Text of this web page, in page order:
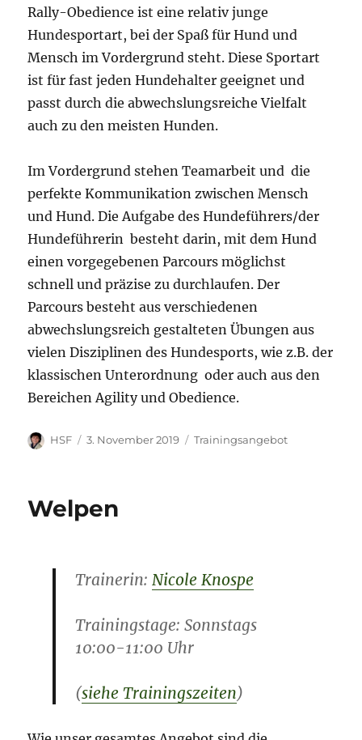
Rally-Obedience ist eine relativ junge
Hundesportart, bei der Spaß für Hund und
Mensch im Vordergrund steht. Diese Sportart
ist für fast jeden Hundehalter geeignet und
passt durch die abwechslungsreiche Vielfalt
auch zu den meisten Hunden.
Im Vordergrund stehen Teamarbeit und die
perfekte Kommunikation zwischen Mensch
und Hund. Die Aufgabe des Hundeführers/der
Hundeführerin besteht darin, mit dem Hund
einen vorgegebenen Parcours möglichst
schnell und präzise zu durchlaufen. Der
Parcours besteht aus verschiedenen
abwechslungsreich gestalteten Übungen aus
vielen Disziplinen des Hundesports, wie z.B. der
klassischen Unterordnung oder auch aus den
Bereichen Agility und Obedience.
Autor
HSF
Veröffentlicht
3. November 2019 Kategorien
Trainingsangebot
Welpen
Trainerin: Nicole Knospe
Trainingstage: Sonnstags
10:00-11:00 Uhr
(siehe Trainingszeiten)